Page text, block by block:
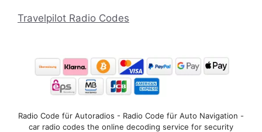
Travelpilot Radio Codes
Radio Code für Autoradios - Radio Code für Auto Navigation -
car radio codes the online decoding service for security